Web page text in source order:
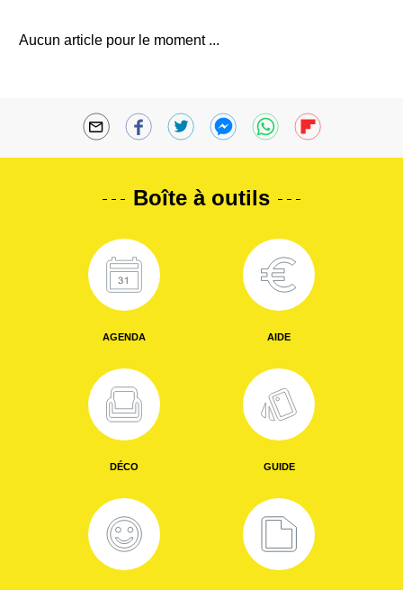
Aucun article pour le moment ...
Boîte à outils
AGENDA AIDE
DÉCO GUIDE